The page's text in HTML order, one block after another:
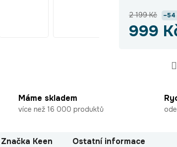
2 199 Kč –54
999
Máme skladem
více než 16 000 produktů
Značka Keen Ostatní informace